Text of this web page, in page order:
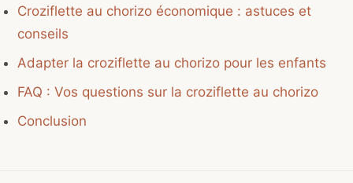
Croziflette au chorizo économique : astuces et
conseils
Adapter la croziflette au chorizo pour les enfants
FAQ : Vos questions sur la croziflette au chorizo
Conclusion